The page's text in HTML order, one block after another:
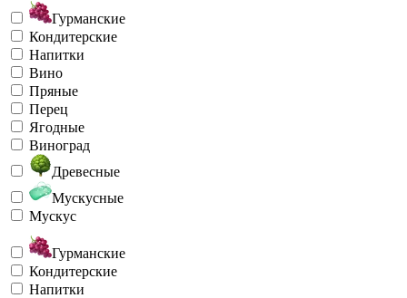
Гурманские
Кондитерские
Напитки
Вино
Пряные
Перец
Ягодные
Виноград
Древесные
Мускусные
Мускус
Гурманские
Кондитерские
Напитки